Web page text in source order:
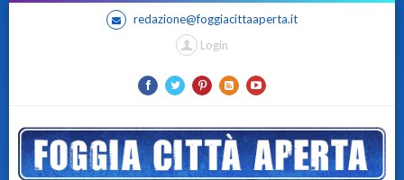
redazione@foggiacittaaperta.it
Login